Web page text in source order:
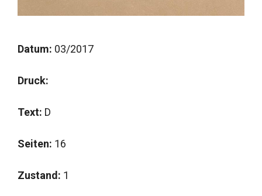
Datum: 03/2017
Druck:
Text: D
Seiten: 16
Zustand: 1